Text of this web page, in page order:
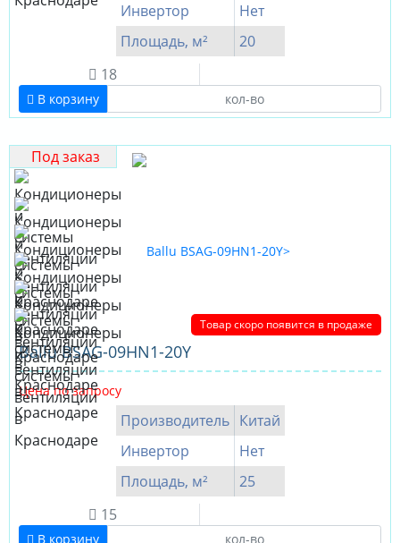
Инвертор
Нет
Площадь, м²
20
18
В корзину
Под заказ
Товар скоро появится в продаже
Ballu BSAG-09HN1-20Y
Цена по запросу
Производитель Китай
Инвертор
Нет
Площадь, м²
25
15
В корзину